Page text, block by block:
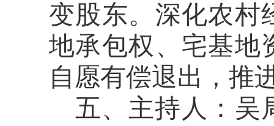
变股东。深化农村
地承包权、宅基地
自愿有偿退出，推
五、主持人： 吴